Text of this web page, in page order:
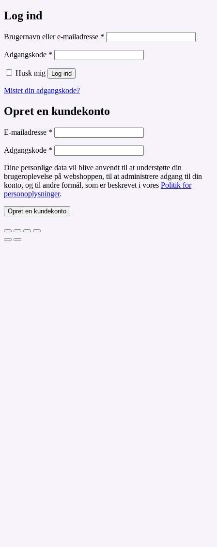
Log ind
Brugernavn eller e-mailadresse *
Adgangskode *
Husk mig Log ind
Mistet din adgangskode?
Opret en kundekonto
E-mailadresse *
Adgangskode *
Dine personlige data vil blive anvendt til at understøtte din
brugeroplevelse på webshoppen, til at administrere adgang til din
konto, og til andre formål, som er beskrevet i vores Politik for
personoplysninger.
Opret en kundekonto